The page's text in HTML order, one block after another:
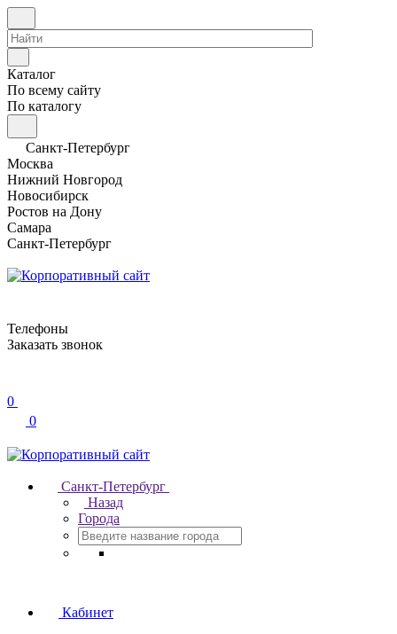
Каталог
По всему сайту
По каталогу
Санкт-Петербург
Москва
Нижний Новгород
Новосибирск
Ростов на Дону
Самара
Санкт-Петербург
Телефоны
Заказать звонок
0
0
Санкт-Петербург
Назад
Города
Кабинет